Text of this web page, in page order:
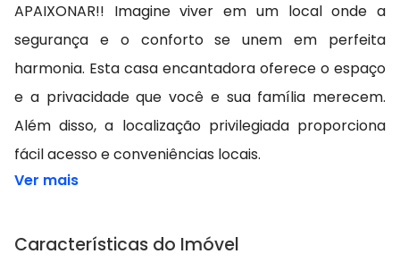
APAIXONAR!! Imagine viver em um local onde a
segurança e o conforto se unem em perfeita
harmonia. Esta casa encantadora oferece o espaço
e a privacidade que você e sua família merecem.
Além disso, a localização privilegiada proporciona
fácil acesso e conveniências locais.
Ver mais
Características do Imóvel